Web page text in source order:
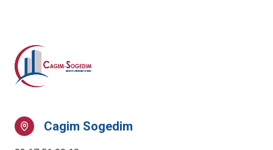
Cagim Sogedim